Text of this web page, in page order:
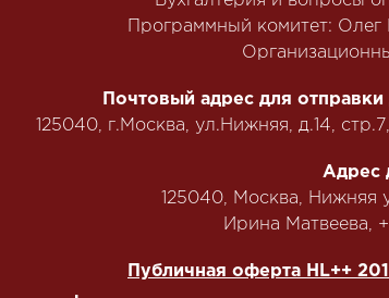
Программный комитет: Олег
Почтовый адрес для
125040, г.Москва, ул.Нижняя, д.14,
Адрес
125040, Москва, Нижняя
‭Ирина Матвеева,
Публичная оферта HL++